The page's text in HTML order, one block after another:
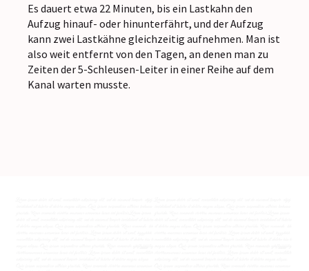
Es dauert etwa 22 Minuten, bis ein Lastkahn den
Aufzug hinauf- oder hinunterfährt, und der Aufzug
kann zwei Lastkähne gleichzeitig aufnehmen. Man ist
also weit entfernt von den Tagen, an denen man zu
Zeiten der 5-Schleusen-Leiter in einer Reihe auf dem
Kanal warten musste.